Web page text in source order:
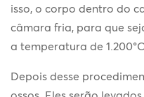
isso, o corpo dentro do
câmara fria, para que
a temperatura de 1.200°C.
Depois desse